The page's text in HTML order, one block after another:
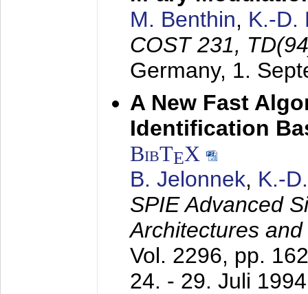
M. Benthin, K.-D.
COST 231,
Germany, 1.
A New Fast
Identification
BibTEX
B. Jelonnek, K.-
SPIE Advanced
Architectures
Vol. 2296, pp.
24. - 29. Juli 1994